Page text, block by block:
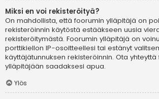
Miksi en voi rekisteröityä?
On mahdollista, että foorumin ylläpitäjä on
rekisteröinnin käytöstä estääkseen uusia
rekisteröitymästä. Foorumin ylläpitäjä on
porttikiellon IP-osoitteellesi tai estänyt
käyttäjätunnuksen rekisteröinnin. Ota yhteyttä
ylläpitäjään saadaksesi apua.
Ylös